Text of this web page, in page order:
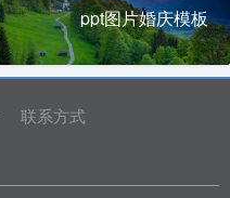
ppt图片婚庆模板
联系方式